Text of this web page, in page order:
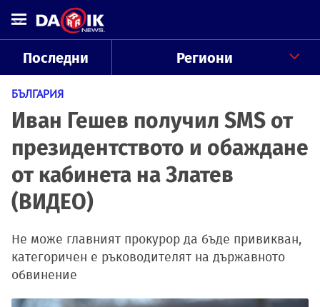
Последни Региони
БЪЛГАРИЯ
Иван Гешев получил SMS от
президентството и обаждане
от кабинета на Златев
(ВИДЕО)
Не може главният прокурор да бъде привикван,
категоричен е ръководителят на държавното
обвинение